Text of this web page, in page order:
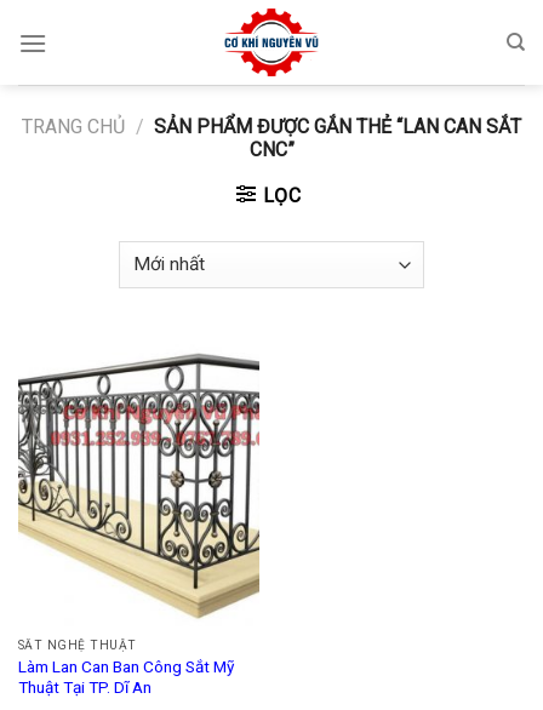
TRANG CHỦ / SẢN PHẨM ĐƯỢC GẮN THẺ “LAN CAN SẮT
CNC”
LỌC
SẮT NGHỆ THUẬT
Làm Lan Can Ban Công Sắt Mỹ
Thuật Tại TP. Dĩ An